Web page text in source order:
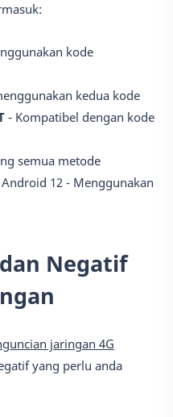
kode
kedua kode
- Kompatibel dengan kode
semua metode
12 - Menggunakan
Negatif
jaringan 4G
yang perlu anda